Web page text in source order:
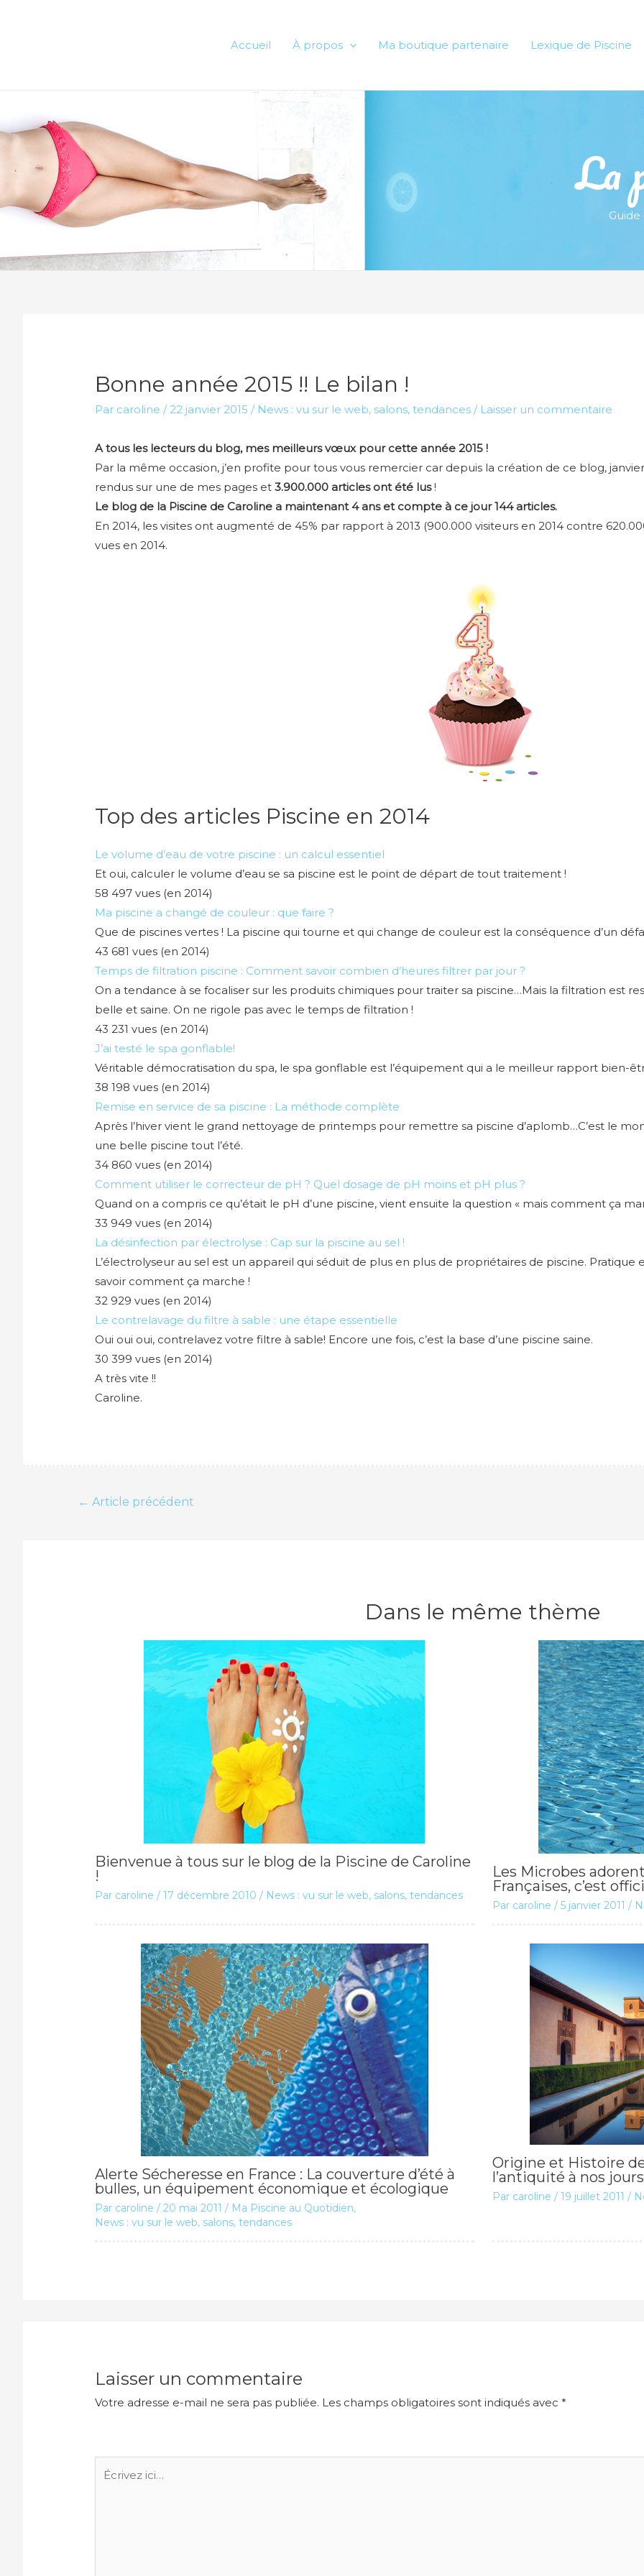
Accueil À propos Ma boutique partenaire Lexique de Piscine
La
Bonne année 2015 !! Le bilan !
Par caroline /22 janvier 2015 / News : vu sur le web, salons, tendances / Laisser un commentaire
A tous les lecteurs du blog, mes meilleurs vœux pour cette année 2015 !
Par la même occasion, j’en profite pour tous vous remercier car depuis la création de ce blog,
rendus sur une de mes pages et3.900.000 articles ont été lus!
Le blog de la Piscine de Caroline a maintenant 4 ans et compte à ce jour 144 articles.
En 2014, les visites ont augmenté de 45% par rapport à 2013 (900.000 visiteurs en 2014 contre
vues en 2014.
Top des articles Piscine en 2014
Le volume d’eau de votre piscine : un calcul essentiel
Et oui, calculer le volume d’eau se sa piscine est le point de départ de tout traitement !
58 497 vues (en 2014)
Ma piscine a changé de couleur : que faire ?
Que de piscines vertes ! La piscine qui tourne et qui change de couleur est la conséquence d’un
43 681 vues (en 2014)
Temps de filtration piscine : Comment savoir combien d’heures filtrer par jour ?
On a tendance à se focaliser sur les produits chimiques pour traiter sa piscine…Mais la filtration est
belle et saine. On ne rigole pas avec le temps de filtration !
43 231 vues (en 2014)
J’ai testé le spa gonflable!
Véritable démocratisation du spa, le spa gonflable est l’équipement qui a le meilleur rapport bien-
38 198 vues (en 2014)
Remise en service de sa piscine : La méthode complète
Après l’hiver vient le grand nettoyage de printemps pour remettre sa piscine d’aplomb…C’est le
une belle piscine tout l’été.
34 860 vues (en 2014)
Comment utiliser le correcteur de pH ? Quel dosage de pH moins et pH plus ?
Quand on a compris ce qu’était le pH d’une piscine, vient ensuite la question « mais comment ça
33 949 vues (en 2014)
La désinfection par électrolyse : Cap sur la piscine au sel !
L’électrolyseur au sel est un appareil qui séduit de plus en plus de propriétaires de piscine.
savoir comment ça marche !
32 929 vues (en 2014)
Le contrelavage du filtre à sable : une étape essentielle
Oui oui oui, contrelavez votre filtre à sable! Encore une fois, c’est la base d’une piscine saine.
30 399 vues (en 2014)
A très vite !!
Caroline.
Navigation
← Article précédent
Dans le même thème
Bienvenue à tous sur le blog de la Piscine de Caroline
!
Par caroline /17 décembre 2010 / News : vu sur le web, salons, tendances
Les Microbes
Françaises, c’est
Par caroline / 5 janvier 2011 /
Alerte Sécheresse en France : La couverture d’été à
bulles, un équipement économique et écologique
Par caroline /20 mai 2011 / Ma Piscine au Quotidien,
News : vu sur le web, salons, tendances
Origine et Histoire
l’antiquité à nos jours
Par caroline / 19 juillet 2011 /
Laisser un commentaire
Votre adresse e-mail ne sera pas publiée. Les champs obligatoires sont indiqués avec*
Écrivez